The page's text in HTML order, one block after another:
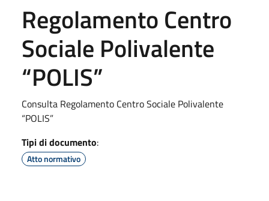
Regolamento Centro
Sociale Polivalente
“POLIS”
Consulta Regolamento Centro Sociale Polivalente
“POLIS”
Tipi di documento:
Atto normativo